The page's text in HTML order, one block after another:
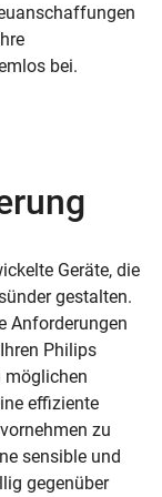
bei.
Geräte, die
gestalten.
Anforderungen
Philips
möglichen
effiziente
zu
sensible und
gegenüber